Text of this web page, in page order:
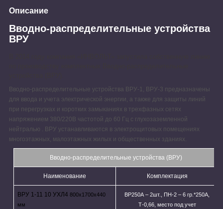
Описание
Вводно-распределительные устройства
ВРУ
Вводно-распределительные устройства ВРУ-1, ВРУ-3 предназначены
для ввода и учета электрической энергии, а также для защиты линий
при перегрузках и коротких замыканиях в трехфазных сетях
напряжением 380/220В частотой до 60 Гц с глухозаземленной
нейтралью . ВРУ устанавливаются в электрощитовых помещениях
многоэтажных, малоэтажных жилых и общественных зданиях.
Вводно-распределительные устройства (ВРУ)
Наименование Комплектация
ВРУ 1-11 10 УХЛ4800х1700х440
мм
ВР250А – 2шт., ПН-2 – 6 гр.*250А,
Т-0,66, место под учет